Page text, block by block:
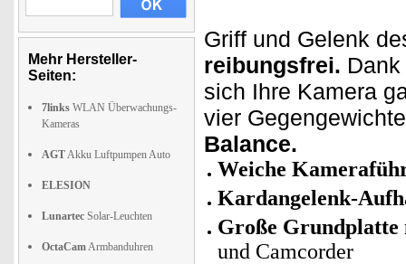
Mehr Hersteller-
Seiten:
7links WLAN Überwachungs-
Kameras
AGTAkku Luftpumpen Auto
ELESION
Lunartec Solar-Leuchten
OctaCamArmbanduhren
Griff und Gelenk
reibungsfrei.
sich Ihre Kamera
vier
Balance.
Weiche
Kardangelenk-
Große
und Camcorder